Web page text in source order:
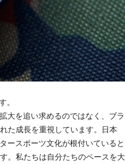
大を追い求めるのではなく、ブラ
た成長を重視しています。日本
ースポーツ文化が根付いていると
。私たちは自分たちのペースを大